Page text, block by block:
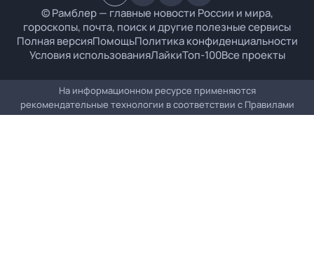
© Рамблер — главные новости России и мира,
гороскопы, почта, поиск и другие полезные сервисы
Полная версияПомощьПолитика конфиденциальности
Условия использованияЛайкиТоп-100Все проекты
На информационном ресурсе применяются
рекомендательные технологии в соответствии с Правилами